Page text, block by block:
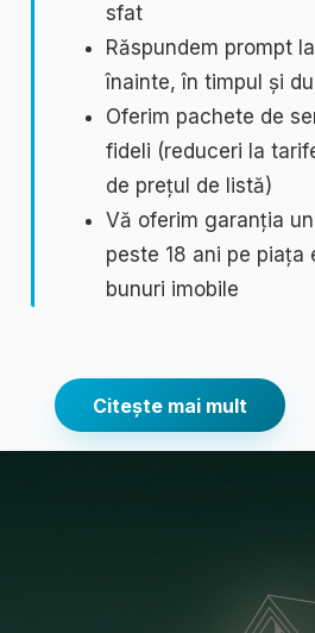
sfat
Răspundem prompt
înainte, în timpul și
Oferim pachete de
fideli (reduceri la
de prețul de listă)
Vă oferim garanția
peste 18 ani pe piața
bunuri imobile
Citeşte mai mult